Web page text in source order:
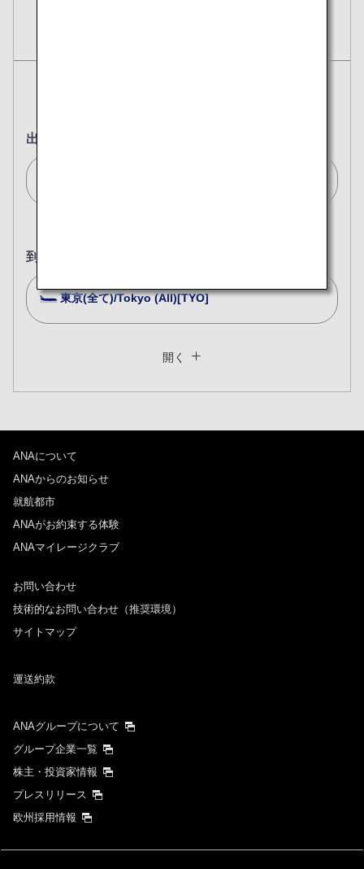
出発地
到着地
東京(全て)/Tokyo (All)[TYO]
運賃タイプ指定なし
往路出発日および時間帯
時間帯指定なし
経由地および乗り継ぎ所要時間を追加する
時間帯指定なし
経由地および乗り継ぎ所要時間を追加する
開く
ANAについて
ANAからのお知らせ
就航都市
ANAがお約束する体験
ANAマイレージクラブ
お問い合わせ
技術的なお問い合わせ（推奨環境）
サイトマップ
運送約款
ANAグループについて
グループ企業一覧
株主・投資家情報
プレスリリース
欧州採用情報